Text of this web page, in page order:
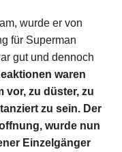
wurde er von
für Superman
gut und dennoch
waren
vor, zu düster, zu
zu sein. Der
wurde nun
Einzelgänger